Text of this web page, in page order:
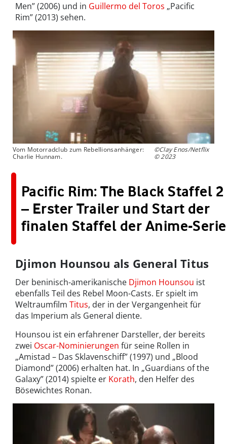
Men” (2006) und in Guillermo del Toros „Pacific
Rim” (2013) sehen.
Vom Motorradclub zum Rebellionsanhänger:
Charlie Hunnam.
©Clay Enos/Netflix
© 2023
Pacific Rim: The Black Staffel 2
– Erster Trailer und Start der
finalen Staffel der Anime-Serie
Djimon Hounsou als General Titus
Der beninisch-amerikanische Djimon Hounsou ist
ebenfalls Teil des Rebel Moon-Casts. Er spielt im
Weltraumfilm Titus, der in der Vergangenheit für
das Imperium als General diente.
Hounsou ist ein erfahrener Darsteller, der bereits
zwei Oscar-Nominierungen für seine Rollen in
„Amistad – Das Sklavenschiff” (1997) und „Blood
Diamond” (2006) erhalten hat. In „Guardians of the
Galaxy” (2014) spielte er Korath, den Helfer des
Bösewichtes Ronan.